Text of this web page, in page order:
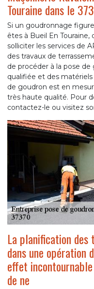
Touraine dans le
Si un goudronnage
êtes à Bueil En Touraine,
solliciter les services de
des travaux de
de procéder à la pose
qualifiée et des
de goudron est en
très haute qualité. Pour
contactez-le ou visitez
La planification
dans une opération
effet
de ne